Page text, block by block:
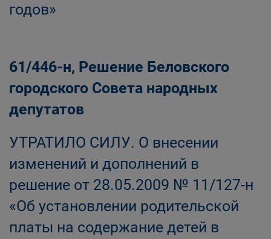
годов»
61/446-н, Решение Беловского
городского Совета народных
депутатов
УТРАТИЛО СИЛУ. О внесении
изменений и дополнений в
решение от 28.05.2009 № 11/127-н
«Об установлении родительской
платы на содержание детей в